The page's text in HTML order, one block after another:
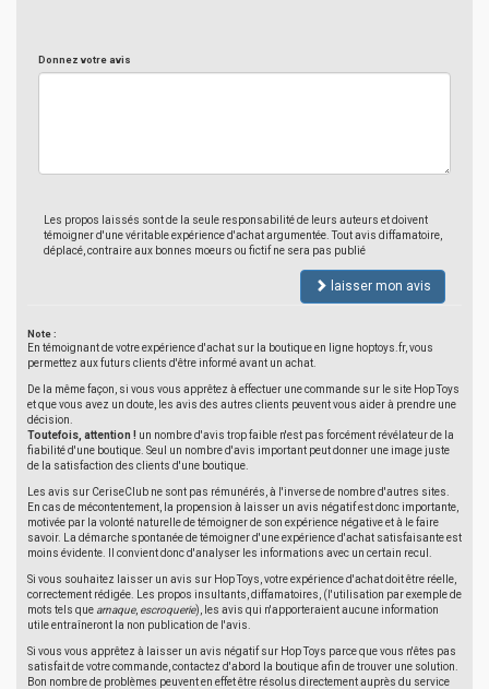
Donnez votre avis
Les propos laissés sont de la seule responsabilité de leurs auteurs et doivent
témoigner d'une véritable expérience d'achat argumentée. Tout avis diffamatoire,
déplacé, contraire aux bonnes moeurs ou fictif ne sera pas publié
laisser mon avis
Note :
En témoignant de votre expérience d'achat sur la boutique en ligne hoptoys.fr, vous
permettez aux futurs clients d'être informé avant un achat.
De la même façon, si vous vous apprêtez à effectuer une commande sur le site Hop Toys
et que vous avez un doute, les avis des autres clients peuvent vous aider à prendre une
décision.
Toutefois, attention ! un nombre d'avis trop faible n'est pas forcément révélateur de la
fiabilité d'une boutique. Seul un nombre d'avis important peut donner une image juste
de la satisfaction des clients d'une boutique.
Les avis sur CeriseClub ne sont pas rémunérés, à l'inverse de nombre d'autres sites.
En cas de mécontentement, la propension à laisser un avis négatif est donc importante,
motivée par la volonté naturelle de témoigner de son expérience négative et à le faire
savoir. La démarche spontanée de témoigner d'une expérience d'achat satisfaisante est
moins évidente. Il convient donc d'analyser les informations avec un certain recul.
Si vous souhaitez laisser un avis sur Hop Toys, votre expérience d'achat doit être réelle,
correctement rédigée. Les propos insultants, diffamatoires, (l'utilisation par exemple de
mots tels que arnaque, escroquerie), les avis qui n'apporteraient aucune information
utile entraîneront la non publication de l'avis.
Si vous vous apprêtez à laisser un avis négatif sur Hop Toys parce que vous n'êtes pas
satisfait de votre commande, contactez d'abord la boutique afin de trouver une solution.
Bon nombre de problèmes peuvent en effet être résolus directement auprès du service